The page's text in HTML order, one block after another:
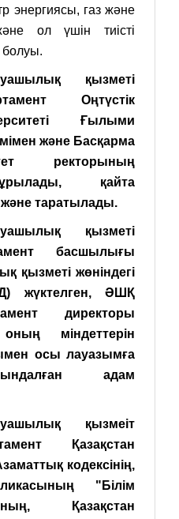
энергиясы, газ және
ол үшін тиісті
қызметі
Оңтүстік
Ғылыми
және Басқарма
ректорының
қайта
таратылады.
қызметі
басшылығы
қызметі жөніндегі
жүктелген, ӘШҚ
директоры
міндеттерін
осы лауазымға
адам
қызмеіт
Қазақстан
кодексінің,
"Білім
Қазақстан